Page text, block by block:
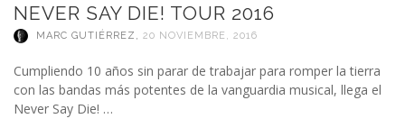
NEVER SAY DIE! TOUR 2016
MARC GUTIÉRREZ , 20 NOVIEMBRE, 2016
Cumpliendo 10 años sin parar de trabajar para romper la tierra
con las bandas más potentes de la vanguardia musical, llega el
Never Say Die! …